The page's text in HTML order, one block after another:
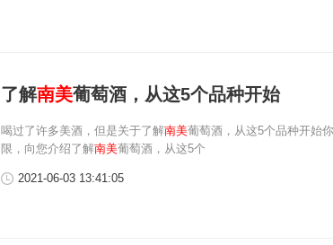
了解南美葡萄酒，从这5个品种开始
喝过了许多美酒，但是关于了解南美葡萄酒，从这5个品种开始
限，向您介绍了解南美葡萄酒，从这5个
2021-06-03 13:41:05